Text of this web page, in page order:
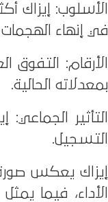
الأسلوب: إيزاك
في إنهاء
الأرقام: التفوق
بمعدلاته الحالية.
التأثير
التسجيل.
إيزاك يعكس
الأداء، فيما